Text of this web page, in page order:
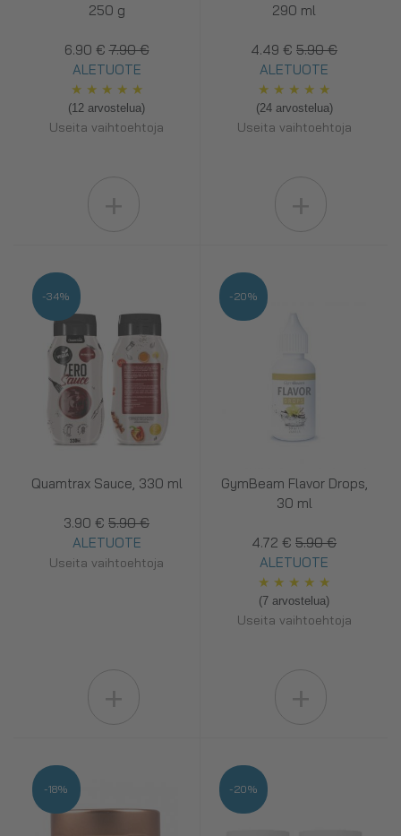
250 g
6.90 € 7.90 €
ALETUOTE
★ ★ ★ ★ ★
(12 arvostelua)
Useita vaihtoehtoja
290 ml
4.49 € 5.90 €
ALETUOTE
★ ★ ★ ★ ★
(24 arvostelua)
Useita vaihtoehtoja
Quamtrax Sauce, 330 ml
3.90 € 5.90 €
ALETUOTE
Useita vaihtoehtoja
-34%
GymBeam Flavor Drops,
30 ml
4.72 € 5.90 €
ALETUOTE
★ ★ ★ ★ ★
(7 arvostelua)
Useita vaihtoehtoja
-20%
-18% -20%